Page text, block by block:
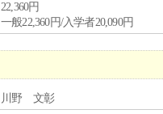
22,360円
一般22,360円/入学者20,090円
川野 文彰